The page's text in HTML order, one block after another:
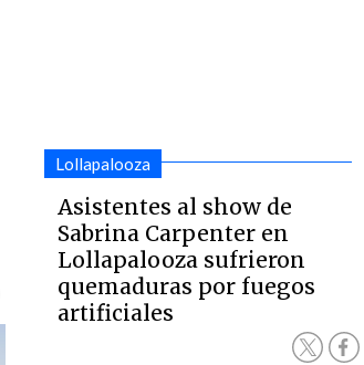
Lollapalooza
Asistentes al show de
Sabrina Carpenter en
Lollapalooza sufrieron
quemaduras por fuegos
artificiales